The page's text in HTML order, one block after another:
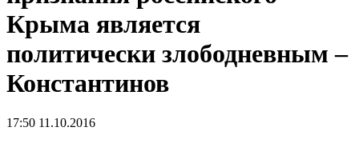
Крыма является
политически злободневным –
Константинов
17:50 11.10.2016